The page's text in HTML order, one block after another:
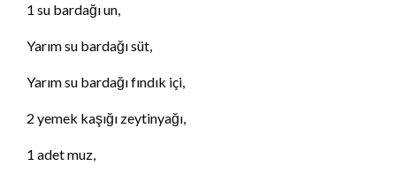
1 su bardağı un,
Yarım su bardağı süt,
Yarım su bardağı fındık içi,
2 yemek kaşığı zeytinyağı,
1 adet muz,